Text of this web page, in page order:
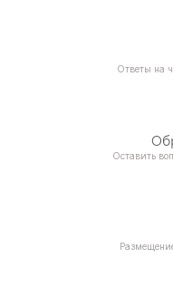
Ответы на
Оставить